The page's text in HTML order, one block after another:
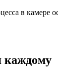
в камере
каждому